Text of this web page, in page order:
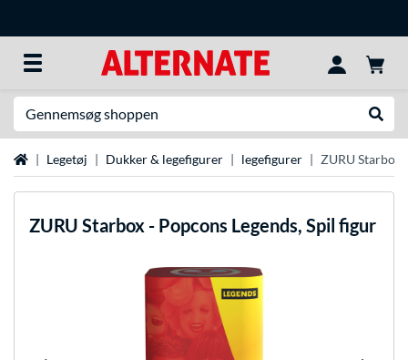
StartsideLegetøj Dukker & legefigurer legefigurer ZURU Starbox
ZURU Starbox - Popcons Legends, Spil figur